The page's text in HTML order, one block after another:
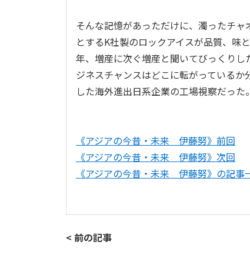
そんな記憶があっただけに、濁ったチャ
とするK社製のロックアイスが品質、味
年、増産に次ぐ増産と聞いてびっくりし
ジネスチャンスはどこに転がっているか
した海外進出日系企業の工場視察だった。
《アジアの今昔・未来 伊藤努》前回
《アジアの今昔・未来 伊藤努》次回
《アジアの今昔・未来 伊藤努》の記事
< 前の記事